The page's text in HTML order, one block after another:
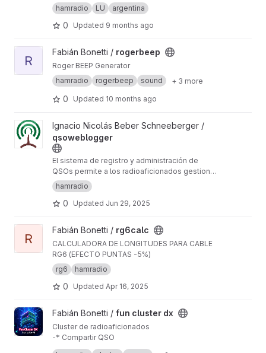
hamradio
LU argentina
0 Updated 9 months ago
View rogerbeep project
R
Fabián Bonetti / rogerbeep
Roger BEEP Generator
hamradio
rogerbeep sound + 3 more
0 Updated 10 months ago
View qsoweblogger project
Ignacio Nicolás Beber Schneeberger /
qsoweblogger
El sistema de registro y administración de
QSOs permite a los radioaficionados gestionar
sus contactos de radio, administrar licencias,
operar libros de guardia y generar tarjetas
QSLs. Además, proporciona herramientas
análisis de los registros de comunicación,
asegurando la integridad y confiabilidad de los
datos.
hamradio
0 Updated Jun 29, 2025
View rg6calc project
R
Fabián Bonetti / rg6calc
CALCULADORA DE LONGITUDES PARA CABLE
RG6 (EFECTO PUNTAS -5%)
rg6
hamradio
0 Updated Apr 16, 2025
View fun cluster dx project
Fabián Bonetti / fun cluster dx
Cluster de radioaficionados
-* Compartir QSO
-* Alertas de DX